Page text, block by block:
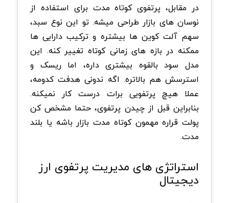
در مقابل، پرتفوی کوتاه مدت برای استفاده از
نوسان های بازار طراحی میشه. تو این نوع سبد،
سهم آلت کوین ها بیشتره و ترکیب دارایی ها
ممکنه در بازه های زمانی کوتاه تغییر کنه. این
مدل سود بالقوه بیشتری داره، اما ریسک و
استرسش هم بالاتره. اگه ندونی هدفت کدومه،
عملا هیچ پرتفویی برات درست کار نمیکنه.
بنابراین قبل از چیدن پرتفوی، حتما مشخص کن
پولت قراره مهمون کوتاه مدت بازار باشه یا بلند
مدت.
استراتژی های مدیریت پرتفوی ارز
دیجیتال